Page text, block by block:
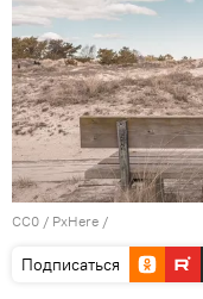
CC0 / PxHere /
Подписаться